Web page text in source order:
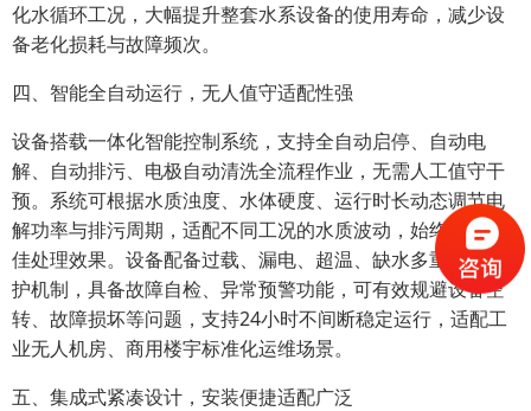
化水循环工况，大幅提升整套水系设备的使用寿命，减少设
备老化损耗与故障频次。
四、智能全自动运行，无人值守适配性强
设备搭载一体化智能控制系统，支持全自动启停、自动电
解、自动排污、电极自动清洗全流程作业，无需人工值守干
预。系统可根据水质浊度、水体硬度、运行时长动态调节电
解功率与排污周期，适配不同工况的水质波动，始终保持最
佳处理效果。设备配备过载、漏电、超温、缺水多重安全保
护机制，具备故障自检、异常预警功能，可有效规避设备空
转、故障损坏等问题，支持24小时不间断稳定运行，适配工
业无人机房、商用楼宇标准化运维场景。
五、集成式紧凑设计，安装便捷适配广泛